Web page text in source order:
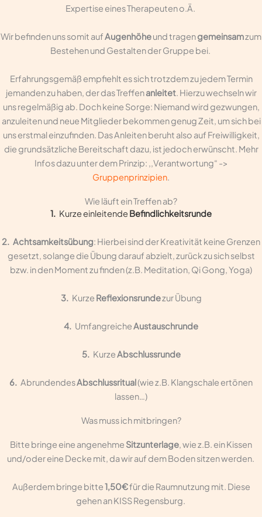
Expertise eines Therapeuten o.Ä.
Wir befinden uns somit aufAugenhöheund tragengemeinsamzum
Bestehen und Gestalten der Gruppe bei.
Erfahrungsgemäß empfiehlt es sich trotzdem zu jedem Termin
jemanden zu haben, der das Treffenanleitet. Hierzu wechseln wir
uns regelmäßig ab. Doch keine Sorge: Niemand wird gezwungen,
anzuleiten und neue Mitglieder bekommen genug Zeit, um sich bei
uns erstmal einzufinden. Das Anleiten beruht also auf Freiwilligkeit,
die grundsätzliche Bereitschaft dazu, ist jedoch erwünscht. Mehr
Infos dazu unter dem Prinzip: ,,Verantwortung“ ->
Gruppenprinzipien.
Wie läuft ein Treffen ab?
1. Kurze einleitende Befindlichkeitsrunde
2. Achtsamkeitsübung: Hierbei sind der Kreativität keine Grenzen
gesetzt, solange die Übung darauf abzielt, zurück zu sich selbst
bzw. in den Moment zu finden (z.B. Meditation, Qi Gong, Yoga)
3. Kurze Reflexionsrundezur Übung
4. UmfangreicheAustauschrunde
5. KurzeAbschlussrunde
6. AbrundendesAbschlussritual(wie z.B. Klangschale ertönen
lassen…)
Was muss ich mitbringen?
Bitte bringe eine angenehme Sitzunterlage, wie z.B. ein Kissen
und/oder eine Decke mit, da wir auf dem Boden sitzen werden.
Außerdem bringe bitte1,50€für die Raumnutzung mit. Diese
gehen an KISS Regensburg.